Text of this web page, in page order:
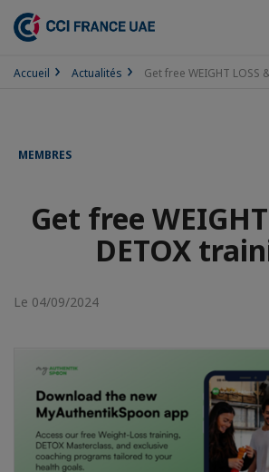
Accueil Actualités Get free WEIGHT LOSS
MEMBRES
Get free
DETOX
Le 04/09/2024